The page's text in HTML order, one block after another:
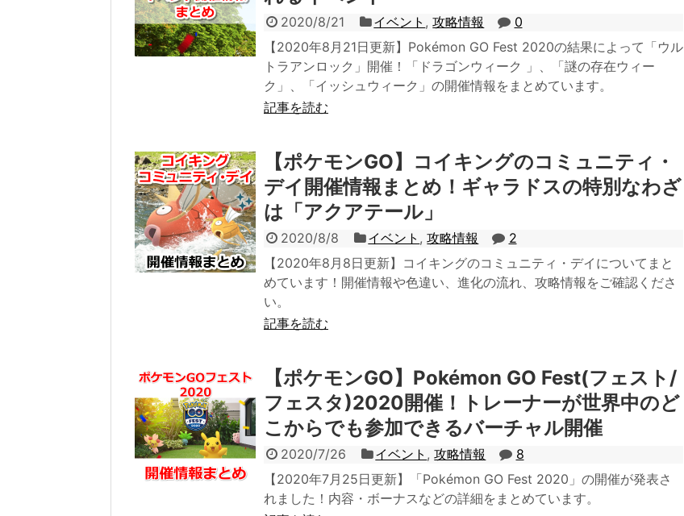
2020/8/21 イベント ,攻略情報
0
【2020年8月21日更新】Pokémon GO Fest 2020の結果によって「ウル
トラアンロック」開催！「ドラゴンウィーク 」、「謎の存在ウィー
ク」、「イッシュウィーク」の開催情報をまとめています。
記事を読む
【ポケモンGO】コイキングのコミュニティ・
デイ開催情報まとめ！ギャラドスの特別なわざ
は「アクアテール」
2020/8/8 イベント ,攻略情報
2
【2020年8月8日更新】コイキングのコミュニティ・デイについてまと
めています！開催情報や色違い、進化の流れ、攻略情報をご確認くださ
い。
記事を読む
【ポケモンGO】Pokémon GO Fest(フェスト/
フェスタ)2020開催！トレーナーが世界中のど
こからでも参加できるバーチャル開催
2020/7/26 イベント ,攻略情報
8
【2020年7月25日更新】「Pokémon GO Fest 2020」の開催が発表さ
れました！内容・ボーナスなどの詳細をまとめています。